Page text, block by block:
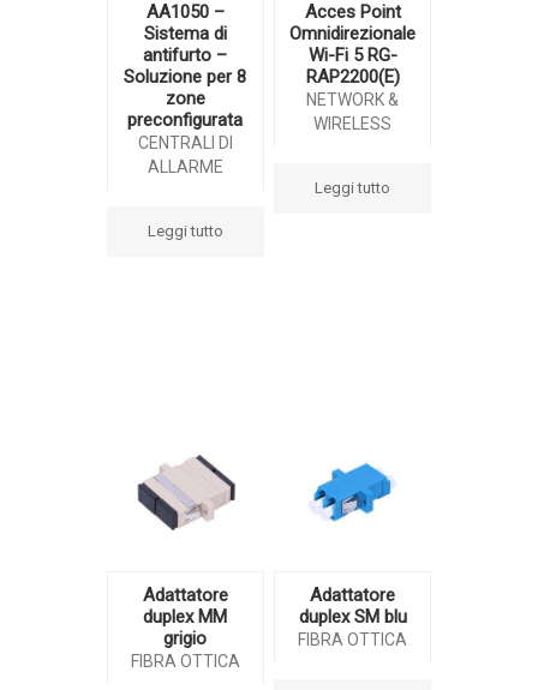
AA1050 –
Sistema di
antifurto –
Soluzione per 8
zone
preconfigurata
CENTRALI DI
ALLARME
Leggi tutto
Acces Point
Omnidirezionale
Wi-Fi 5 RG-
RAP2200(E)
NETWORK &
WIRELESS
Leggi tutto
Adattatore
duplex MM
grigio
FIBRA OTTICA
Adattatore
duplex SM blu
FIBRA OTTICA